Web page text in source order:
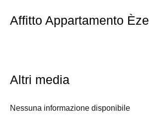
Affitto Appartamento Èze
Altri media
Nessuna informazione disponibile